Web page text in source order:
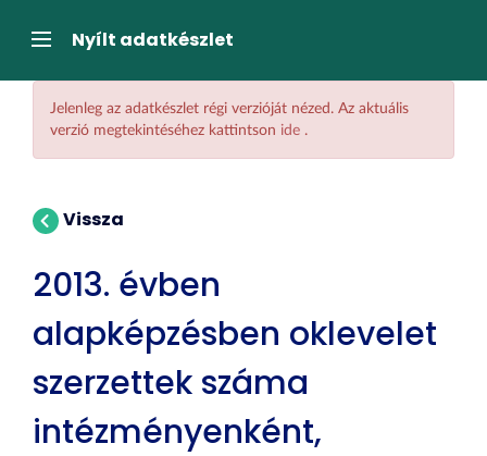
átugrásaNavigációNyílt adatkészlet
Jelenleg az adatkészlet régi verzióját nézed. Az aktuális
verzió megtekintéséhez kattintson ide .
Vissza
2013. évben
alapképzésben oklevelet
szerzettek száma
intézményenként,